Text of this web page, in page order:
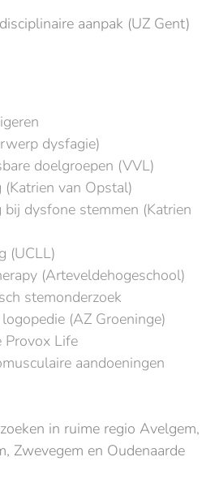
aanpak (UZ Gent)
dysfagie)
doelgroepen (VVL)
van Opstal)
dysfone stemmen (Katrien
(UCLL)
(Arteveldehogeschool)
stemonderzoek
(AZ Groeninge)
Provox Life
aandoeningen
in ruime regio Avelgem,
Zwevegem en Oudenaarde